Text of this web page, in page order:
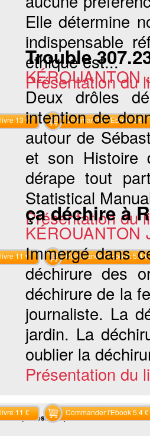
Elle détermine
indispensable
éthique est...
Présentation du
13 € Commander l'Ebook 6 €
Trouble
KÉROUANTON
Deux drôles
intention de
autour de
et son Histoire
dérape tout
Statistical
Présentation du
11 € Commander l'Ebook 5.4 €
ça déchire à
KÉROUANTON
Immergé dans
déchirure des
déchirure de la
journaliste. La
jardin. La
oublier la
Présentation du
11 € Commander l'Ebook 5.4 €
(70 résultats)